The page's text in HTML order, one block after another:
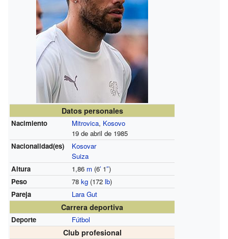
Datos personales
Nacimiento Mitrovica, Kosovo
19 de abril de 1985
Nacionalidad(es)
Kosovar
Suiza
Altura
1,86 m (6′1″)
Peso
78 kg(172 lb)
Pareja
Lara Gut
Carrera deportiva
Deporte Fútbol
Club profesional